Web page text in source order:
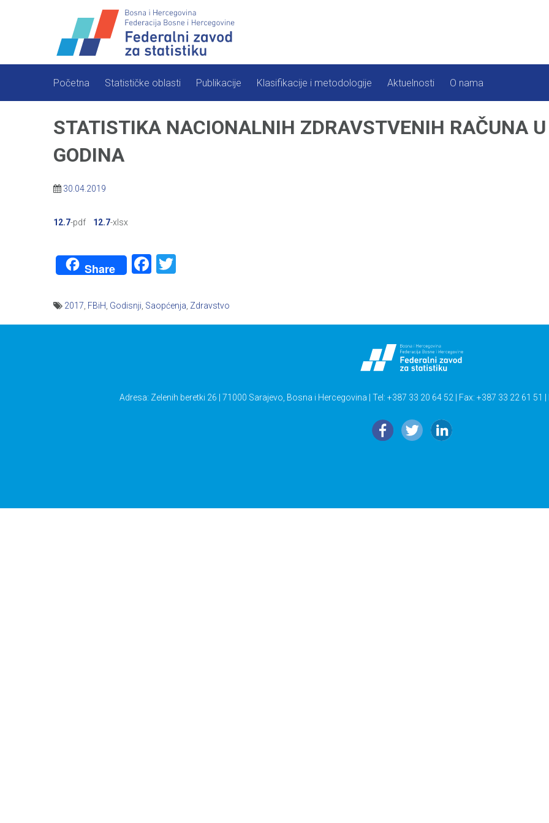
Početna Statističke oblasti Publikacije Klasifikacije i metodologije Aktuelnosti O nama
STATISTIKA NACIONALNIH ZDRAVSTVENIH RAČUNA
GODINA
30.04.2019
12.7-pdf 12.7-xlsx
Share Facebook
2017 FBiH Godisnji Saopćenja Zdravstvo
Adresa: Zelenih beretki 26 | 71000 Sarajevo, Bosna i Hercegovina | Tel: +387 33 20 64 52 | Fax: +387 33 22 61 51 |